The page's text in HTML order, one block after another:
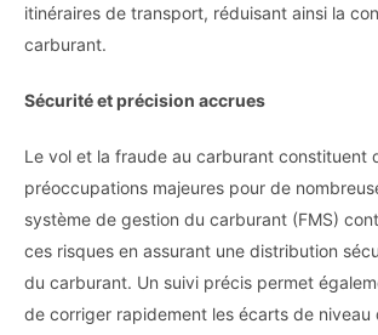
itinéraires de transport, réduisant ainsi la
carburant.
Sécurité et précision accrues
Le vol et la fraude au carburant constituent
préoccupations majeures pour de
système de gestion du carburant (FMS)
ces risques en assurant une distribution
du carburant. Un suivi précis permet
de corriger rapidement les écarts de niveau